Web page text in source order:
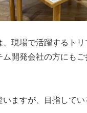
現場で活躍するトリ
ム開発会社の方にも
いますが、目指して